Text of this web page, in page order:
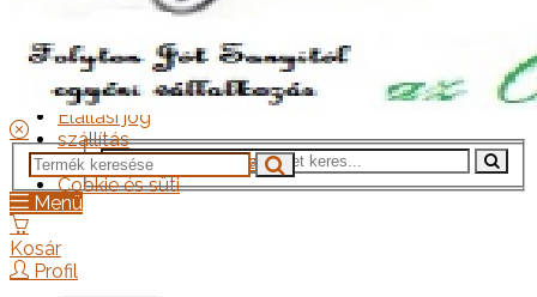
Hírek
Elérhetőség
Általános szerződési feltételek
Elállási jog
szállítás
Adatkezelési tájékoztató
Cookie és süti
Menü
Kosár
Profil